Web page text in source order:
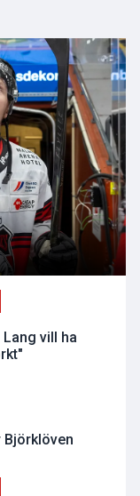
vill ha
Björklöven